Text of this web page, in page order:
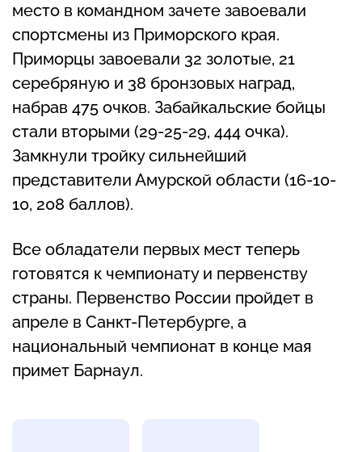
место в командном зачете завоевали
спортсмены из Приморского края.
Приморцы завоевали 32 золотые, 21
серебряную и 38 бронзовых наград,
набрав 475 очков. Забайкальские бойцы
стали вторыми (29-25-29, 444 очка).
Замкнули тройку сильнейший
представители Амурской области (16-10-
10, 208 баллов).
Все обладатели первых мест теперь
готовятся к чемпионату и первенству
страны. Первенство России пройдет в
апреле в Санкт-Петербурге, а
национальный чемпионат в конце мая
примет Барнаул.